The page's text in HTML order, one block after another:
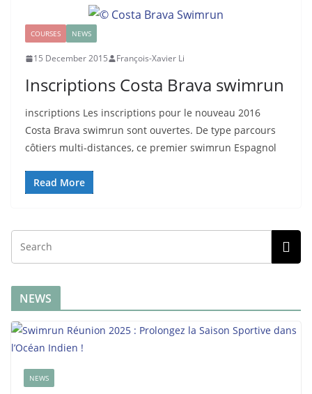
COURSES NEWS
15 December 2015 François-Xavier Li
Inscriptions Costa Brava swimrun
inscriptions Les inscriptions pour le nouveau 2016
Costa Brava swimrun sont ouvertes. De type parcours
côtiers multi-distances, ce premier swimrun Espagnol
Read More
NEWS
NEWS